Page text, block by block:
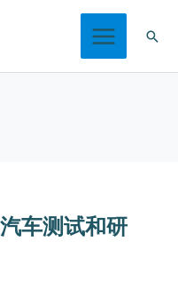
搜
车测试和研